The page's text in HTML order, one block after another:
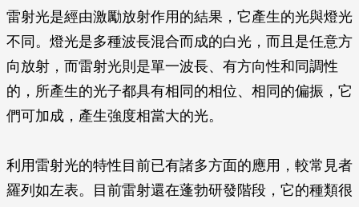
雷射光是經由激勵放射作用的結果，它產生的光與燈光
不同。燈光是多種波長混合而成的白光，而且是任意方
向放射，而雷射光則是單一波長、有方向性和同調性
的，所產生的光子都具有相同的相位、相同的偏振，它
們可加成，產生強度相當大的光。
利用雷射光的特性目前已有諸多方面的應用，較常見者
羅列如左表。目前雷射還在蓬勃研發階段，它的種類很